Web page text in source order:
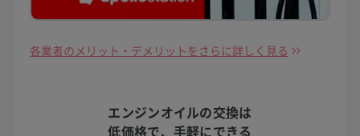
各業者のメリット・デメリットをさらに詳しく見る
エンジンオイルの交換は
低価格で、 手軽にできる